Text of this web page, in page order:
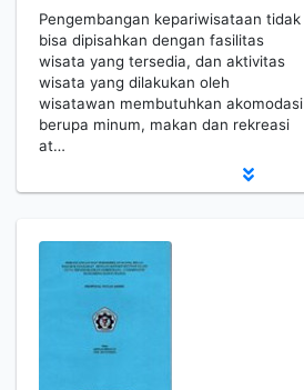
Pengembangan kepariwisataan tidak
bisa dipisahkan dengan fasilitas
wisata yang tersedia, dan aktivitas
wisata yang dilakukan oleh
wisatawan membutuhkan akomodasi
berupa minum, makan dan rekreasi
at…